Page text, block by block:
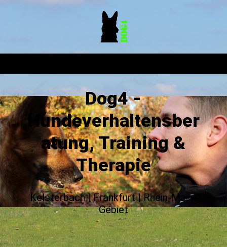
Dog4 -
Hundeverhaltensber
atung, Training &
Therapie
Kelsterbach | Frankfurt | Rhein-Main-
Gebiet